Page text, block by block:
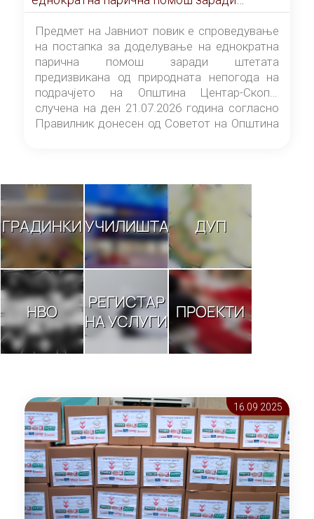
штетата предизвикана од природната
непогода на подрачјето на Општина
Центар-Скопје случена на ден 21.07.2026
година
Предмет на Јавниот повик е спроведување
на постапка за доделување на еднократна
парична помош заради штетата
предизвикана од природната непогода на
подрачјето на Општина Центар-Скопје
случена на ден 21.07.2026 година согласно
Правилник донесен од Советот на Општина
ГРАДИНКИУЧИЛИШТА ДУП
НВО
РЕГИСТАР
НА УСЛУГИ ПРОЕКТИ
16.09 2025